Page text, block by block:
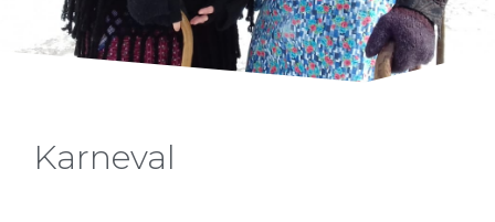
Karneval